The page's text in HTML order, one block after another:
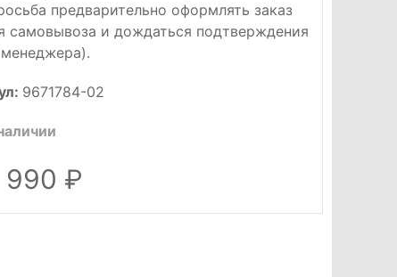
предварительно оформлять заказ
самовывоза и дождаться подтверждения
9671784-02
990